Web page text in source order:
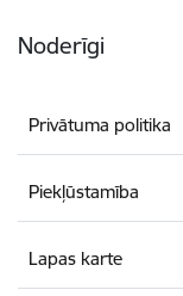
Noderīgi
Privātuma politika
Piekļūstamība
Lapas karte